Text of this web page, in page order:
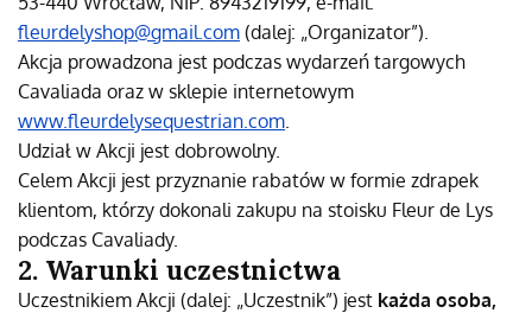
fleurdelyshop@gmail.com (dalej: „Organizator”).
Akcja prowadzona jest podczas wydarzeń targowych
Cavaliada oraz w sklepie internetowym
www.fleurdelysequestrian.com.
Udział w Akcji jest dobrowolny.
Celem Akcji jest przyznanie rabatów w formie zdrapek
klientom, którzy dokonali zakupu na stoisku Fleur de Lys
podczas Cavaliady.
2. Warunki uczestnictwa
Uczestnikiem Akcji (dalej: „Uczestnik”) jest każda osoba,